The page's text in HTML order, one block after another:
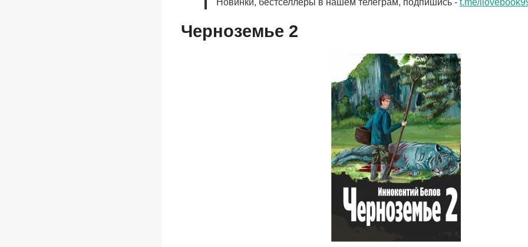
Новинки, бестселлеры в нашем телеграм, подпишись - t.me/
Черноземье 2